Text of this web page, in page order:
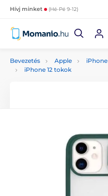
Hívj minket (Hé-Pé 9-12)
Bevezetés Apple iPhone
iPhone 12 tokok